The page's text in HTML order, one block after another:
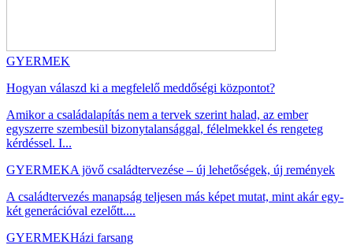
GYERMEK
Hogyan válaszd ki a megfelelő meddőségi központot?
Amikor a családalapítás nem a tervek szerint halad, az ember
egyszerre szembesül bizonytalansággal, félelmekkel és rengeteg
kérdéssel. I...
GYERMEKA jövő családtervezése – új lehetőségek, új remények
A családtervezés manapság teljesen más képet mutat, mint akár egy-
két generációval ezelőtt....
GYERMEKHázi farsang